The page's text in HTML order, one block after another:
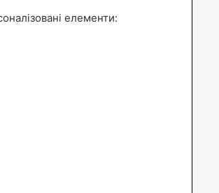
елементи: